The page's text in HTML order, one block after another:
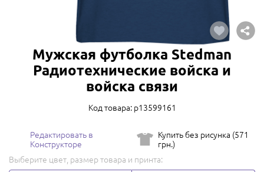
Мужская футболка Stedman
Радиотехнические войска и
войска связи
Код товара: p13599161
Редактировать в
Конструкторе
Купить без рисунка (571
грн.)
Выберите цвет, размер товара и принта: